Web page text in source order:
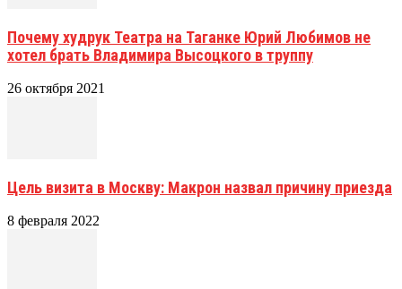
Почему худрук Театра на Таганке Юрий Любимов не
хотел брать Владимира Высоцкого в труппу
26 октября 2021
Цель визита в Москву: Макрон назвал причину приезда
8 февраля 2022